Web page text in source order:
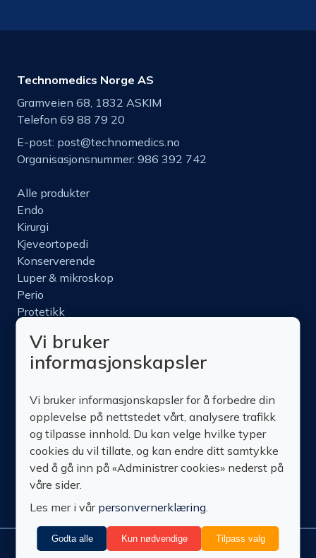
Technomedics Norge AS
Gramveien 68, 1832 ASKIM
Telefon 69 88 79 20
E-post: post@technomedics.no
Organisasjonsnummer: 986 392 742
Alle produkter
Endo
Kirurgi
Kjeveortopedi
Konserverende
Luper & mikroskop
Perio
Protetikk
Nettbutikk
Om oss
Kontakt oss
© Technomedics Personvern Nedlastinger Vilkår Retur
Vi bruker
informasjonskapsler
Vi bruker informasjonskapsler for å forbedre din
opplevelse på nettstedet vårt, analysere trafikk
og tilpasse innhold. Du kan velge hvilke typer
cookies du vil tillate, og kan endre ditt samtykke
ved å gå inn på «Administrer cookies» nederst på
våre sider.
Les mer i vår personvernerklæring.
Godta alle Kun nødvendige Tilpass valg